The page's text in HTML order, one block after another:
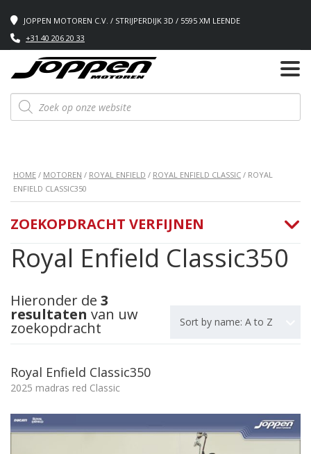
JOPPEN MOTOREN C.V. / STRIJPERDIJK 3D / 5595 XM LEENDE
+31 40 206 20 33
Producten
zoeken
HOME / MOTOREN / ROYAL ENFIELD / ROYAL ENFIELD CLASSIC / ROYAL
ENFIELD CLASSIC350
Royal Enfield Classic350
Hieronder de 3
resultaten van uw
zoekopdracht Sort by name: A to Z
Royal Enfield Classic350
2025 madras red Classic
ZOEKOPDRACHT VERFIJNEN